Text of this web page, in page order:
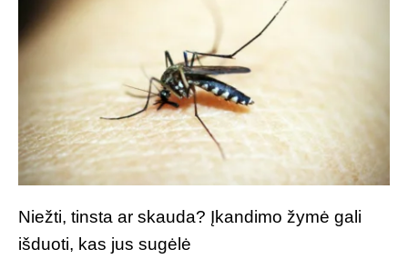
Niežti, tinsta ar skauda? Įkandimo žymė gali
išduoti, kas jus sugėlė